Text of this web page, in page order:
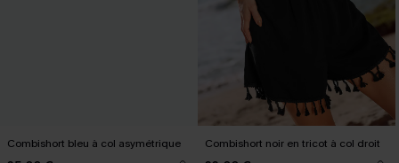
Combishort bleu à col asymétrique Combishort noir en tricot à col droit